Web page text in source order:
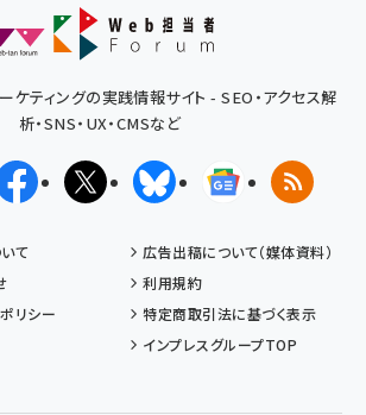
ケティングの実践情報サイト - SEO・アクセス解
析・SNS・UX・CMSなど
マガFacebookX(エックス)BlueskyGoogleニュ
RSS
て
広告出稿について（媒体資料）
利用規約
リシー
特定商取引法に基づく表示
インプレスグループTOP